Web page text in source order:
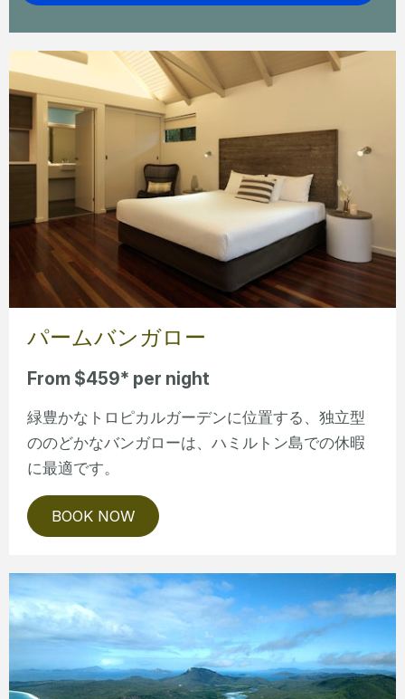
パームバンガロー
From $459* per night
緑豊かなトロピカルガーデンに位置する、独立型
ののどかなバンガローは、ハミルトン島での休暇
に最適です。
BOOK NOW